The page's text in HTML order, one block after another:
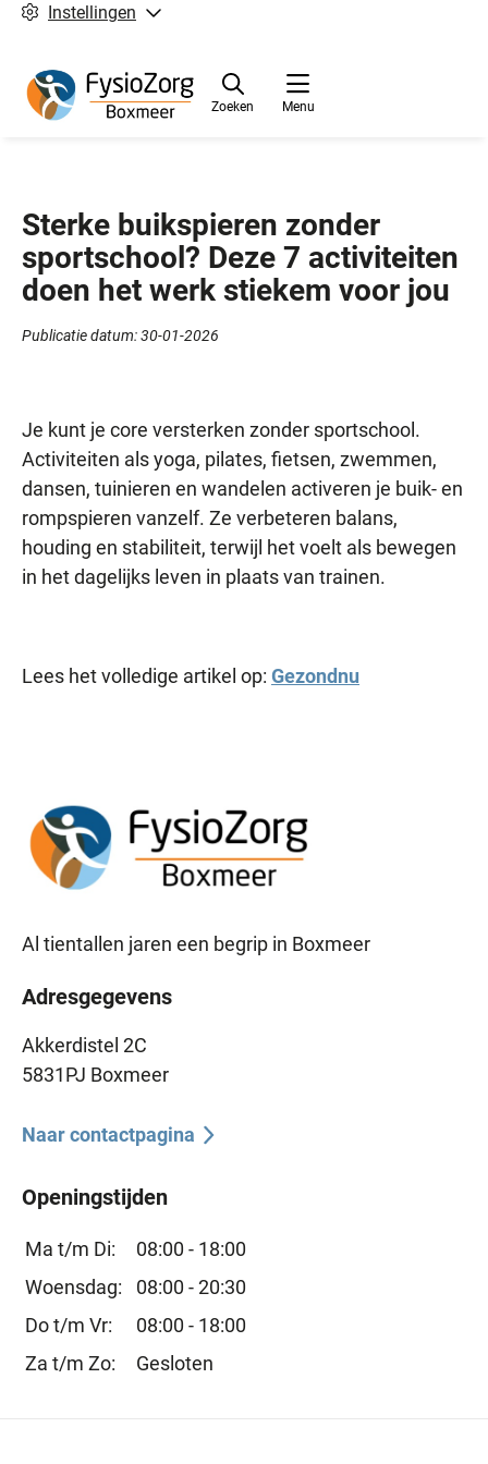
Instellingen
Menu
Zoeken
Sterke buikspieren zonder
sportschool? Deze 7 activiteiten
doen het werk stiekem voor jou
Publicatie datum:30-01-2026
Je kunt je core versterken zonder sportschool.
Activiteiten als yoga, pilates, fietsen, zwemmen,
dansen, tuinieren en wandelen activeren je buik- en
rompspieren vanzelf. Ze verbeteren balans,
houding en stabiliteit, terwijl het voelt als bewegen
in het dagelijks leven in plaats van trainen.
Lees het volledige artikel op: Gezondnu
Al tientallen jaren een begrip in Boxmeer
Adresgegevens
Akkerdistel 2C
5831PJ Boxmeer
Naar contactpagina
Openingstijden
Ma t/m Di:
08:00 - 18:00
Woensdag:
08:00 - 20:30
Do t/m Vr:
08:00 - 18:00
Za t/m Zo:
Gesloten